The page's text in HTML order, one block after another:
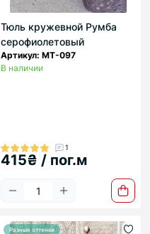
Тюль кружевной Румба
серофиолетовый
Артикул: МТ-097
В наличии
1
415₴ / пог.м
Разные оттенки